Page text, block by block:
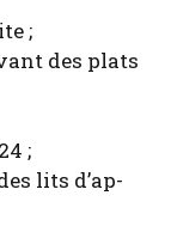
;
des plats
;
lits d’ap­